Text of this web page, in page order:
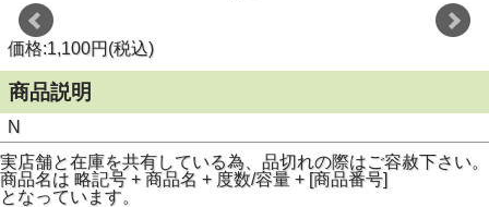
価格:1,100円(税込)
商品説明
N
実店舗と在庫を共有している為、品切れの際はご容赦下さい。
商品名は 略記号 + 商品名 + 度数/容量 + [商品番号]
となっています。